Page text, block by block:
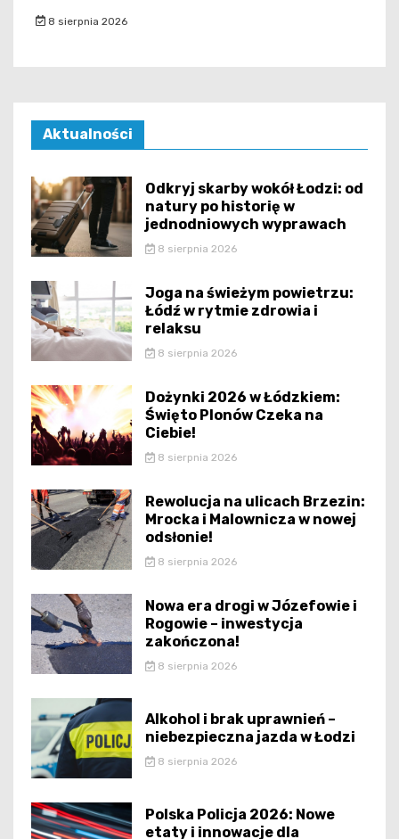
8 sierpnia 2026
Aktualności
Odkryj skarby wokół Łodzi: od
natury po historię w
jednodniowych wyprawach
8 sierpnia 2026
Joga na świeżym powietrzu:
Łódź w rytmie zdrowia i
relaksu
8 sierpnia 2026
Dożynki 2026 w Łódzkiem:
Święto Plonów Czeka na
Ciebie!
8 sierpnia 2026
Rewolucja na ulicach Brzezin:
Mrocka i Malownicza w nowej
odsłonie!
8 sierpnia 2026
Nowa era drogi w Józefowie i
Rogowie – inwestycja
zakończona!
8 sierpnia 2026
Alkohol i brak uprawnień –
niebezpieczna jazda w Łodzi
8 sierpnia 2026
Polska Policja 2026: Nowe
etaty i innowacje dla